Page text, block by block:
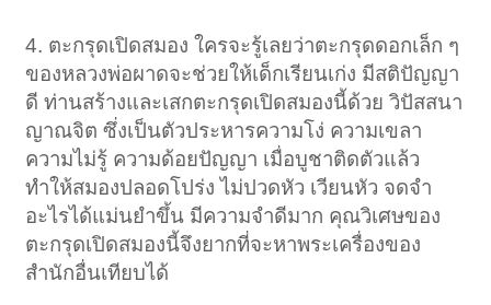
4. ตะกรุดเปิดสมอง ใครจะรู้เลยว่าตะกรุดดอกเล็ก ๆ
ของหลวงพ่อผาดจะช่วยให้เด็กเรียนเก่ง มีสติปัญญา
ดี ท่านสร้างและเสกตะกรุดเปิดสมองนี้ด้วย วิปัสสนา
ญาณจิต ซึ่งเป็นตัวประหารความโง่ ความเขลา
ความไม่รู้ ความด้อยปัญญา เมื่อบูชาติดตัวแล้ว
ทำให้สมองปลอดโปร่ง ไม่ปวดหัว เวียนหัว จดจำ
อะไรได้แม่นยำขึ้น มีความจำดีมาก คุณวิเศษของ
ตะกรุดเปิดสมองนี้จึงยากที่จะหาพระเครื่องของ
สำนักอื่นเทียบได้